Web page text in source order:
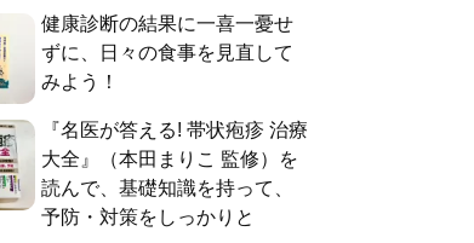
健康診断の結果に一喜一憂せ
ずに、日々の食事を見直して
みよう！
『名医が答える! 帯状疱疹 治療
大全』（本田まりこ 監修）を
読んで、基礎知識を持って、
予防・対策をしっかりと